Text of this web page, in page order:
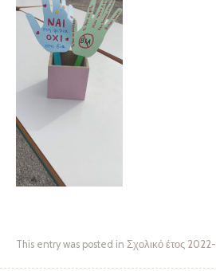
This entry was posted in Σχολικό έτος